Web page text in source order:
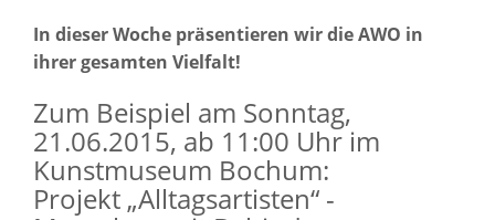
In dieser Woche präsentieren wir die AWO in
ihrer gesamten Vielfalt!
Zum Beispiel am Sonntag,
21.06.2015, ab 11:00 Uhr im
Kunstmuseum Bochum:
Projekt „Alltagsartisten“ -